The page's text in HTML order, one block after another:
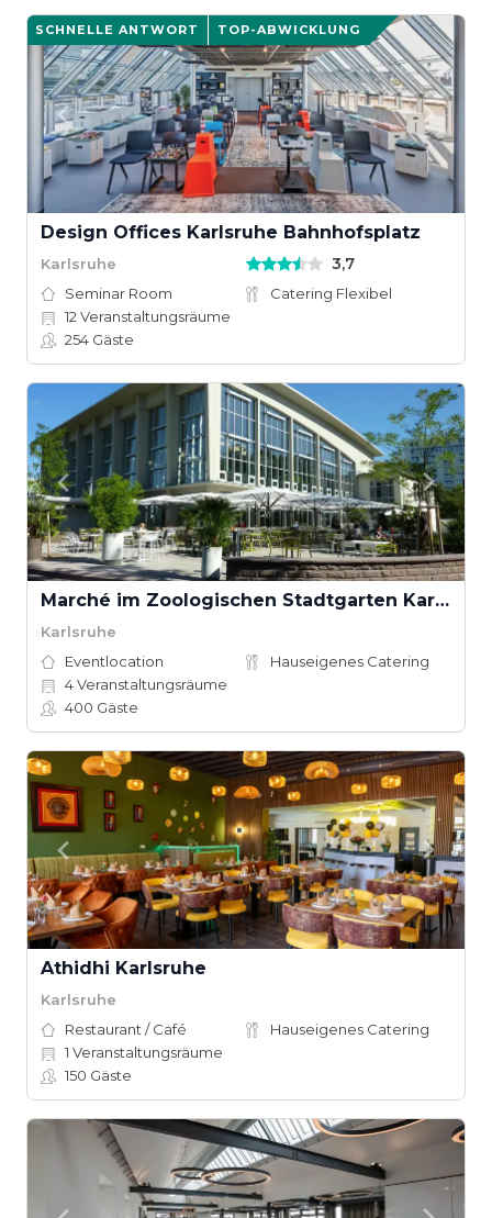
SCHNELLE ANTWORT TOP-ABWICKLUNG
Design Offices Karlsruhe Bahnhofsplatz
Karlsruhe 3,7
Seminar Room
Catering Flexibel
12 Veranstaltungsräume
254 Gäste
Marché im Zoologischen Stadtgarten Karlsruhe
Karlsruhe
Eventlocation
Hauseigenes Catering
4Veranstaltungsräume
400 Gäste
Athidhi Karlsruhe
Karlsruhe
Restaurant / Café
Hauseigenes Catering
1 Veranstaltungsräume
150 Gäste